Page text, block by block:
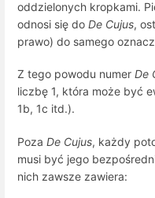
oddzielonych kropkami.
odnosi się do De Cujus,
prawo) do samego
Z tego powodu numer De
liczbę 1, która może być
1b, 1c itd.).
Poza De Cujus, każdy
musi być jego
nich zawsze zawiera: